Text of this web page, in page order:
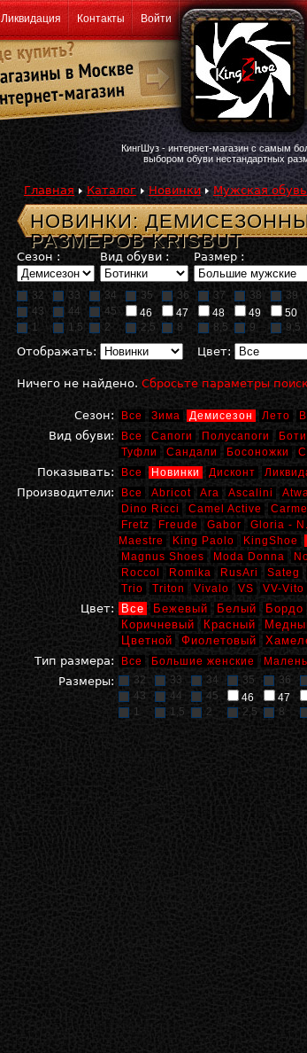
Ликвидация Контакты Войти
КингШуз - интернет-магазин с самым
выбором обуви нестандартных
Главная Каталог Новинки Мужская
НОВИНКИ:
РАЗМЕРОВ KRISBUT
Сезон : Вид обуви : Размер :
32 33 34 35 36 37 38 39
43
44 45 46 47 48 49 50
1
1,5 2 2,5 8 8,5 9 9,5
Отображать: Цвет:
Ничего не найдено. Сбросьте параметры
Сезон: Все Зима Демисезон Лето
Вид обуви: Все Сапоги Полусапоги
Туфли
Сандали Босоножки
Показывать: Все Новинки Дисконт
Производители: Все Abricot Ara Ascalini
Dino Ricci
Camel Active
Fretz
Freude Gabor Gloria -
Maestre
King Paolo KingShoe
Magnus Shoes
Moda Donna
Roccol
Romika RusAri Sateg
Trio
Triton Vivalo VS VV-Vito
Цвет: Все Бежевый Белый Бордо
Коричневый
Красный
Цветной
Фиолетовый
Тип размера:
Все Большие женские
Размеры: 32 33 34 35 36
43
44 45 46 47
1
1,5 2 2,5 8